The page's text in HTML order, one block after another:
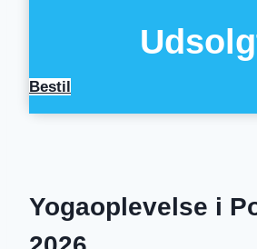
Bestil
Yogaoplevelse i